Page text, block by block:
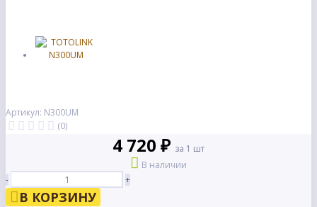
Артикул: N300UM
(0)
4 720 ₽ за 1 шт
В наличии
-
+
В КОРЗИНУ